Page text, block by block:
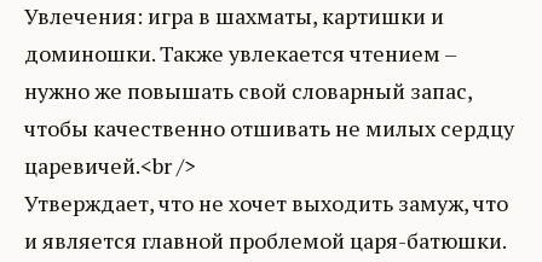
Увлечения: игра в шахматы, картишки и
доминошки. Также увлекается чтением –
нужно же повышать свой словарный запас,
чтобы качественно отшивать не милых сердцу
царевичей.<br />
Утверждает, что не хочет выходить замуж, что
и является главной проблемой царя-батюшки.